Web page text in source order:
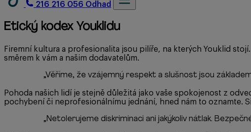
216 216 056 Odhad
Etický kodex Youklidu
Firemní kultura a profesionalita jsou pilíře, na kterých Youklid
směrem k vám a našim dodavatelům.
„Věříme, že vzájemný respekt a slušnost jsou
Pohoda našich lidí je stejně důležitá jako vaše spokojenost z
pochybení či neprofesionálnímu jednání, hned nám to oznamte.
„Netolerujeme diskriminaci ani jakýkoliv nátlak.